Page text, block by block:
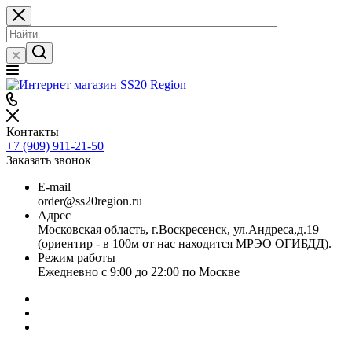
Контакты
+7 (909) 911-21-50
Заказать звонок
E-mail
order@ss20region.ru
Адрес
Московская область, г.Воскресенск, ул.Андреса,д.19
(ориентир - в 100м от нас находится МРЭО ОГИБДД).
Режим работы
Ежедневно с 9:00 до 22:00 по Москве